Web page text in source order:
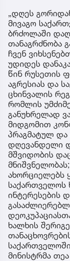
„დღეს
მივაგო
ბრძოლაში
თანაგრძნობა
ჩვენ
უდიდეს
წინ რუსეთის
აგრესიას და
ცხინვალის
რომლის
განუხრელად
მიდგომით
პრაგმატულ
დღევანდელი
მშვიდობის
ახორციელებს
საქართველოს
ინტერესების
ხალხის
მინისტრმა